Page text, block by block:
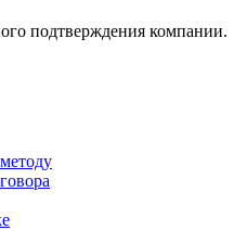
подтверждения компании.